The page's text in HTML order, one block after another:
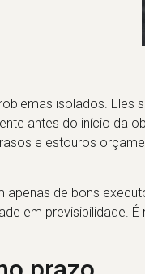
isolados. Eles
antes do início da
e estouros
de bons
em previsibilidade.